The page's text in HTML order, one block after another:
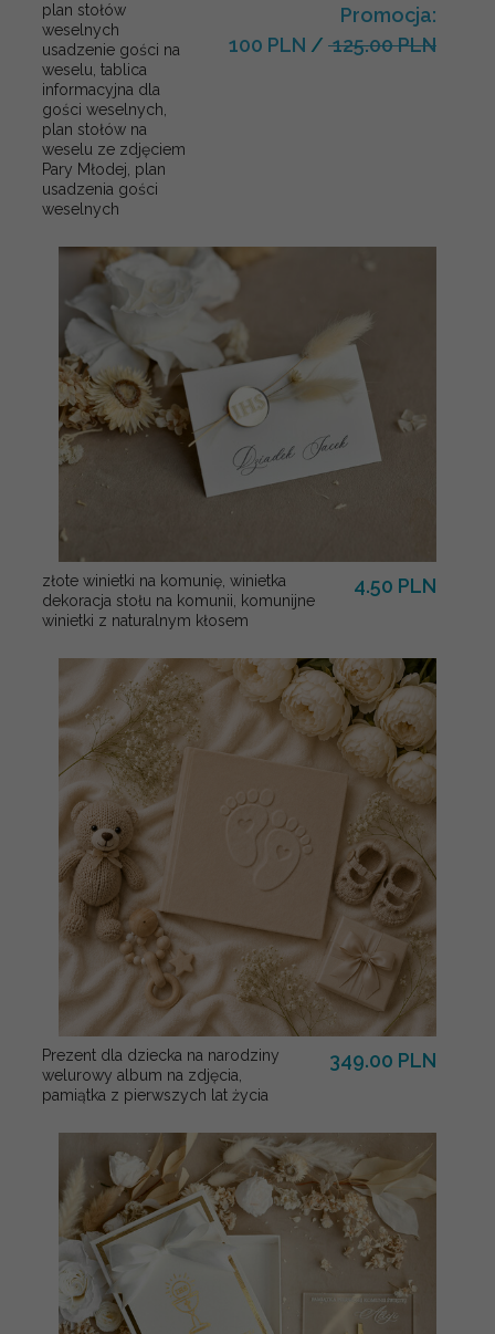
plan stołów
weselnych
usadzenie gości na
weselu, tablica
informacyjna dla
gości weselnych,
plan stołów na
weselu ze zdjęciem
Pary Młodej, plan
usadzenia gości
weselnych
Promocja:
100 PLN / 125.00 PLN
złote winietki na komunię, winietka
dekoracja stołu na komunii, komunijne
winietki z naturalnym kłosem
4.50 PLN
Prezent dla dziecka na narodziny
welurowy album na zdjęcia,
pamiątka z pierwszych lat życia
349.00 PLN